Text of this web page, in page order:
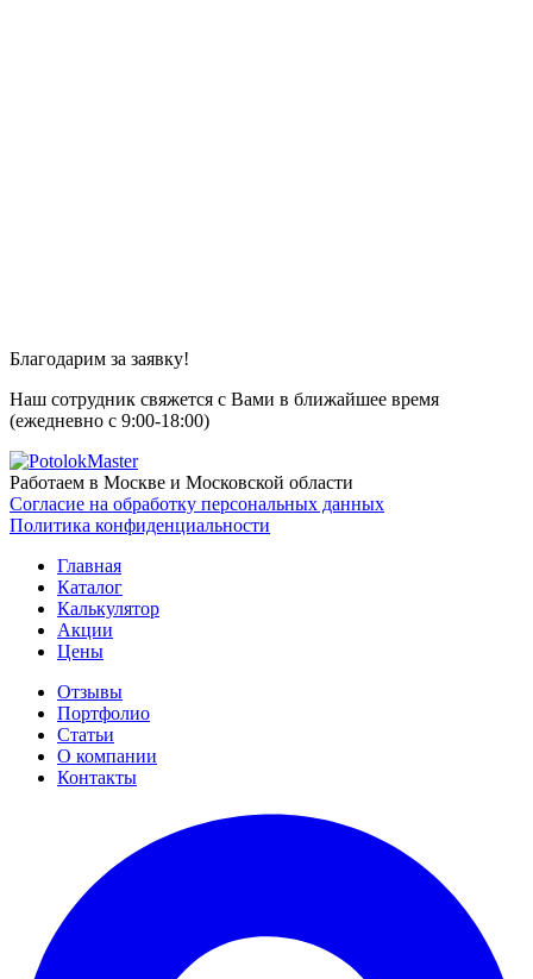
Благодарим за заявку!
Наш сотрудник свяжется с Вами в ближайшее время
(ежедневно с 9:00-18:00)
Работаем в Москве и Московской области
Согласие на обработку персональных данных
Политика конфиденциальности
Главная
Каталог
Калькулятор
Акции
Цены
Отзывы
Портфолио
Статьи
О компании
Контакты